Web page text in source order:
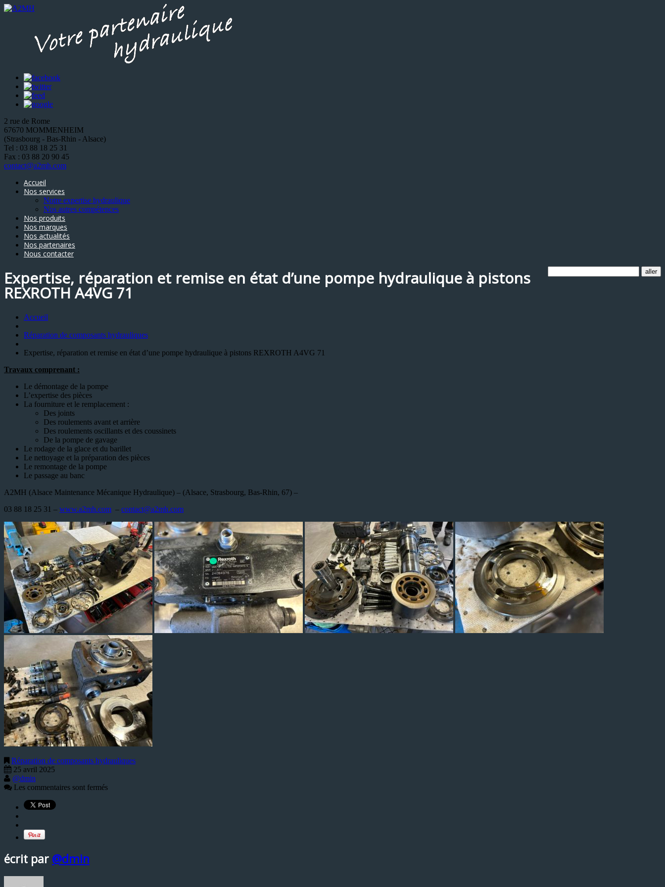
2 rue de Rome
67670 MOMMENHEIM
(Strasbourg - Bas-Rhin - Alsace)
Tel : 03 88 18 25 31
Fax : 03 88 20 90 45
contact@a2mh.com
Accueil
Nos services
Notre expertise hydraulique
Nos autres compétences
Nos produits
Nos marques
Nos actualités
Nos partenaires
Nous contacter
Expertise, réparation et remise en état d’une pompe hydraulique à pistons
REXROTH A4VG 71
Accueil
Réparation de composants hydrauliques
Expertise, réparation et remise en état d’une pompe hydraulique à pistons REXROTH A4VG 71
Travaux comprenant :
Le démontage de la pompe
L’expertise des pièces
La fourniture et le remplacement :
Des joints
Des roulements avant et arrière
Des roulements oscillants et des coussinets
De la pompe de gavage
Le rodage de la glace et du barillet
Le nettoyage et la préparation des pièces
Le remontage de la pompe
Le passage au banc
A2MH (Alsace Maintenance Mécanique Hydraulique) – (Alsace, Strasbourg, Bas-Rhin, 67) –
03 88 18 25 31 – www.a2mh.com – contact@a2mh.com
Réparation de composants hydrauliques
25 avril 2025
@dmin
Les commentaires sont fermés
écrit par @dmin